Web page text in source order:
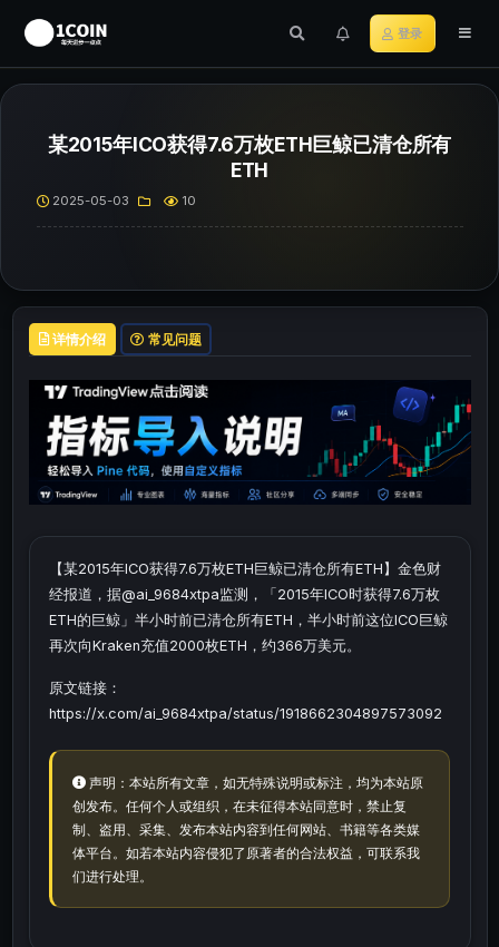
登录
某2015年ICO获得7.6万枚ETH巨鲸已清仓所有
ETH
2025-05-03 10
详情介绍 常见问题
【某2015年ICO获得7.6万枚ETH巨鲸已清仓所有ETH】金色财
经报道，据@ai_9684xtpa监测，「2015年ICO时获得7.6万枚
ETH的巨鲸」半小时前已清仓所有ETH，半小时前这位ICO巨鲸
再次向Kraken充值2000枚ETH，约366万美元。
原文链接：
https://x.com/ai_9684xtpa/status/1918662304897573092
声明：本站所有文章，如无特殊说明或标注，均为本站原
创发布。任何个人或组织，在未征得本站同意时，禁止复
制、盗用、采集、发布本站内容到任何网站、书籍等各类媒
体平台。如若本站内容侵犯了原著者的合法权益，可联系我
们进行处理。